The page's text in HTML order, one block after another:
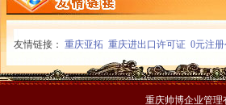
【58同城】青岛公司注销服务_公司注销代理_公
重庆注销分公司
重庆市食品品监督管理局永川区分局2017年度
重庆分公司注销
友情链接： 重庆亚拓 重庆进出口许可证 0元注册
重庆帅博企业管理